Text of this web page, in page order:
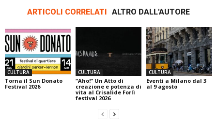
ARTICOLI CORRELATI ALTRO DALL'AUTORE
CULTURA
Torna il Sun Donato
Festival 2026
CULTURA
“Aho!” Un Atto di
creazione e potenza di
vita al Crisalide Forlì
festival 2026
CULTURA
Eventi a Milano dal 3
al 9 agosto